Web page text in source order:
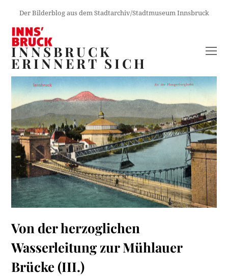
Der Bilderblog aus dem Stadtarchiv/Stadtmuseum Innsbruck
INNSBRUCK
ERINNERT SICH
Von der herzoglichen
Wasserleitung zur Mühlauer
Brücke (III.)